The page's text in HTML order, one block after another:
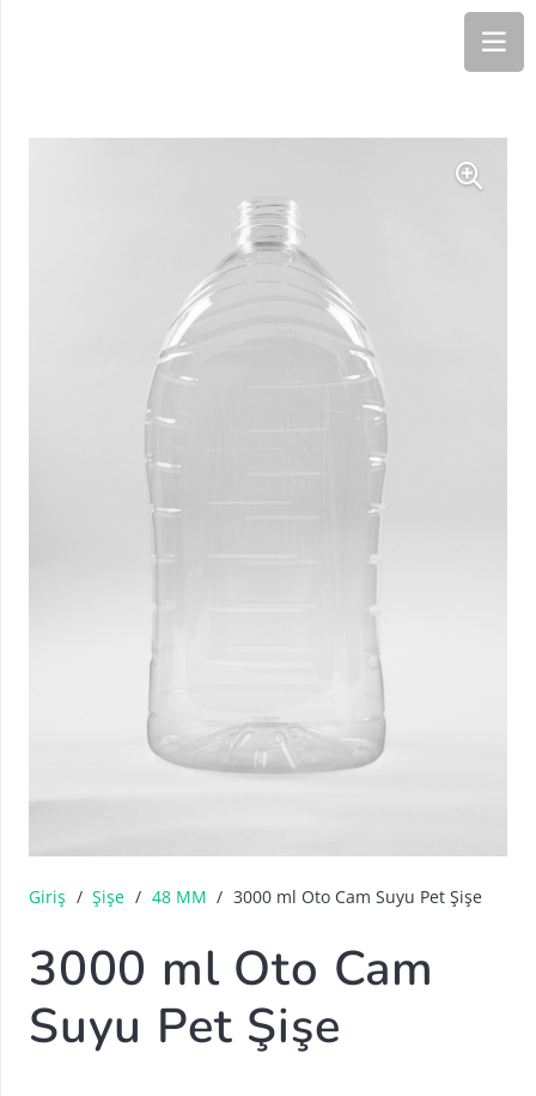
Giriş / Şişe / 48 MM / 3000 ml Oto Cam Suyu Pet Şişe
3000 ml Oto Cam
Suyu Pet Şişe